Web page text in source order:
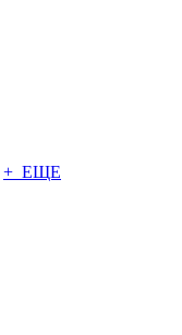
+ ЕЩЕ